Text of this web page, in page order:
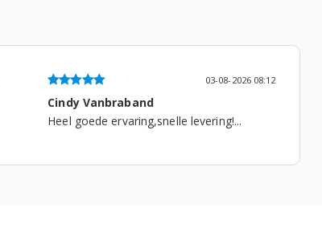
03-08-2026 09:55
Ruud van Rooijen
...